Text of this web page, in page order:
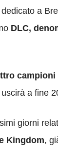
a
DLC,
a fine
giorni
Kingdom,